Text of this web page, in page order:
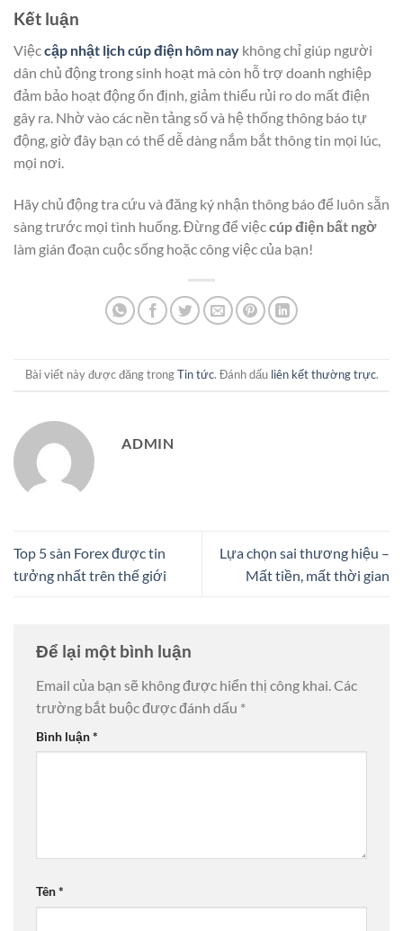
Kết luận
Việccập nhật lịch cúp điện hôm nay không chỉ giúp người
dân chủ động trong sinh hoạt mà còn hỗ trợ doanh nghiệp
đảm bảo hoạt động ổn định, giảm thiểu rủi ro do mất điện
gây ra. Nhờ vào các nền tảng số và hệ thống thông báo tự
động, giờ đây bạn có thể dễ dàng nắm bắt thông tin mọi lúc,
mọi nơi.
Hãy chủ động tra cứu và đăng ký nhận thông báo để luôn sẵn
sàng trước mọi tình huống. Đừng để việccúp điện bất ngờ
làm gián đoạn cuộc sống hoặc công việc của bạn!
Bài viết này được đăng trongTin tức. Đánh dấu liên kết thường trực.
ADMIN
Top 5 sàn Forex được tin
tưởng nhất trên thế giới
Lựa chọn sai thương hiệu –
Mất tiền, mất thời gian
Để lại một bình luận
Email của bạn sẽ không được hiển thị công khai. Các
trường bắt buộc được đánh dấu *
Bình luận*
Tên*